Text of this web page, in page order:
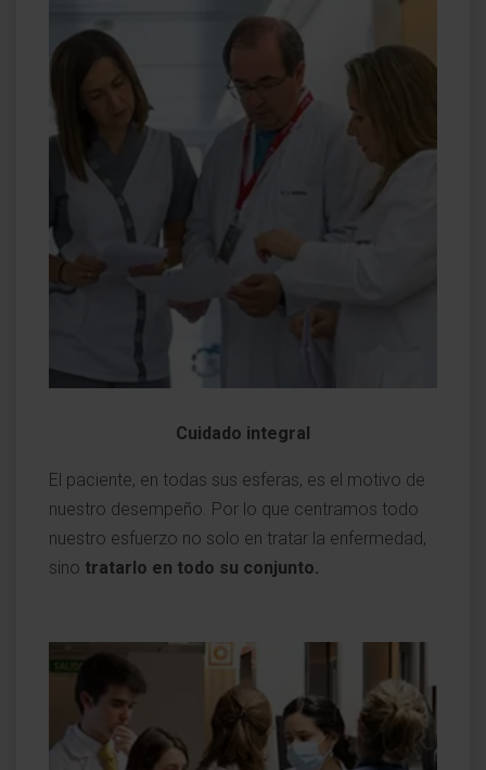
Cuidado integral
El paciente, en todas sus esferas, es el motivo de
nuestro desempeño. Por lo que centramos todo
nuestro esfuerzo no solo en tratar la enfermedad,
sino tratarlo en todo su conjunto.